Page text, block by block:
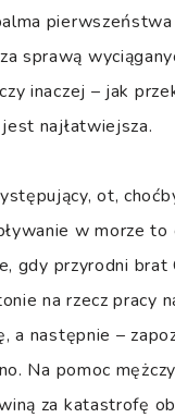
sprawą
inaczej – jak
najłatwiejsza.
ot,
w morze to
gdy przyrodni brat
na rzecz pracy
a następnie –
Na pomoc
za katastrofę